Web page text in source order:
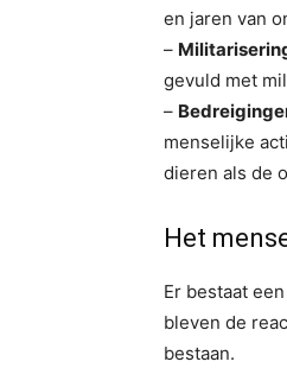
en jaren van
–
gevuld met
–
menselijke
dieren als de
Het
Er bestaat
bleven de
bestaan.